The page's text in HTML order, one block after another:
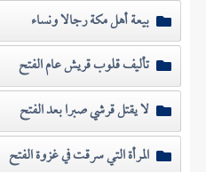
بيعة أهل مكة رجالا ونساء
تأليف قلوب قريش عام الفتح
لا يقتل قرشي صبرا بعد الفتح
المرأة التي سرقت في غزوة الفتح